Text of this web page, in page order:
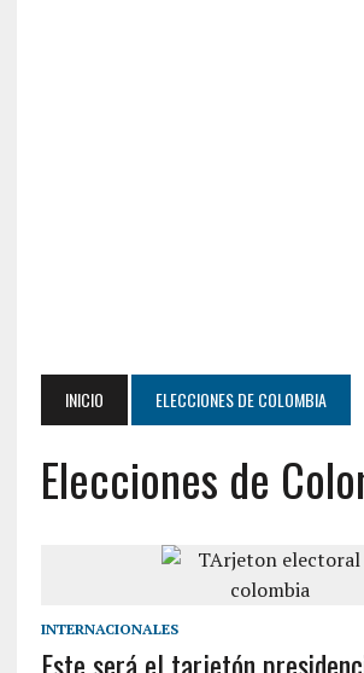
INICIO ELECCIONES DE COLOMBIA
Elecciones de
INTERNACIONALES